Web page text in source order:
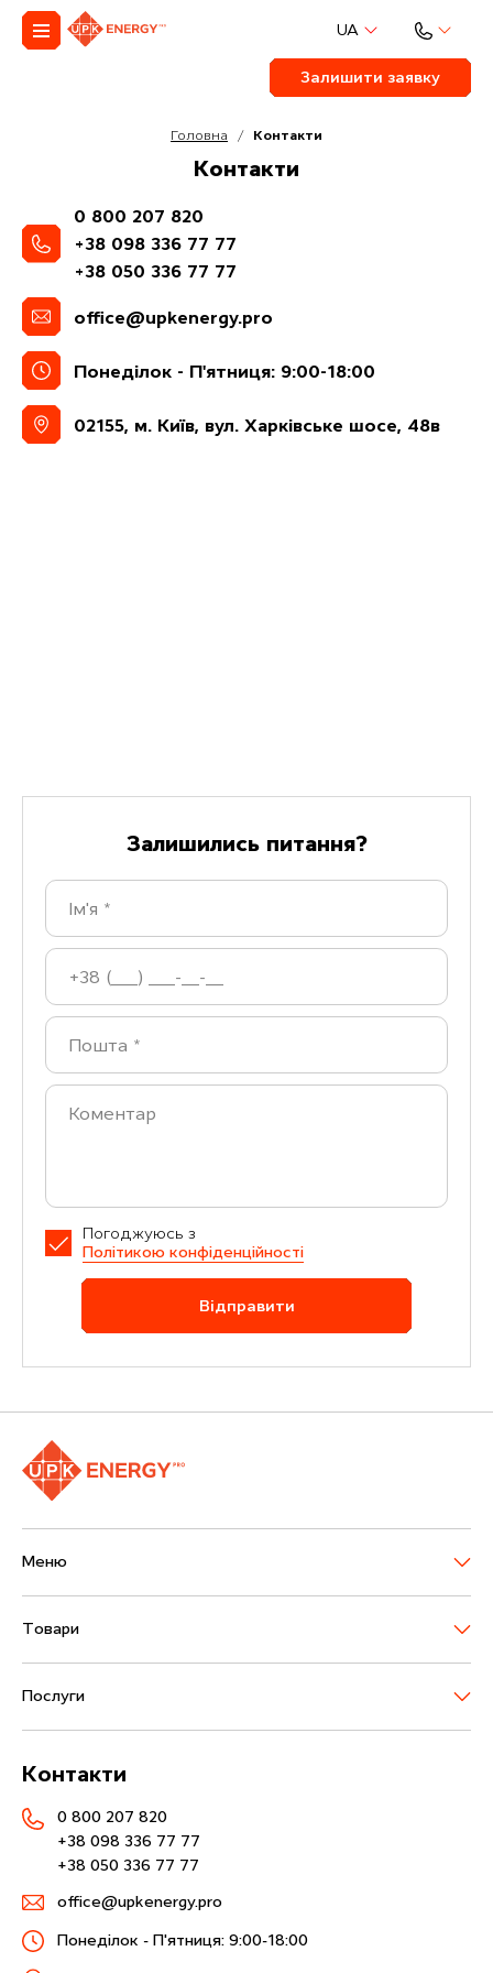
UA
Залишити заявку
Головна / Контакти
Контакти
0 800 207 820
+38 098 336 77 77
+38 050 336 77 77
office@upkenergy.pro
Понеділок - П'ятниця: 9:00-18:00
02155, м. Київ, вул. Харківське шосе, 48в
Залишились питання?
Погоджуюсь з
Політикою конфіденційності
Відправити
Меню
Товари
Послуги
Контакти
0 800 207 820
+38 098 336 77 77
+38 050 336 77 77
office@upkenergy.pro
Понеділок - П'ятниця: 9:00-18:00